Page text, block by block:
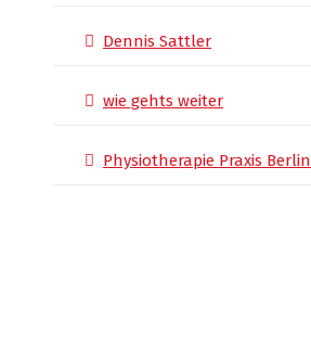
Dennis Sattler
wie gehts weiter
Physiotherapie Praxis Berlin